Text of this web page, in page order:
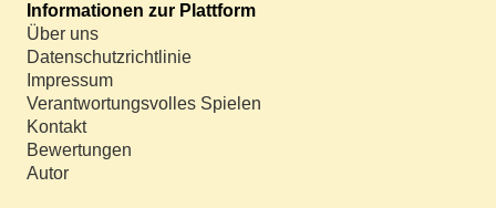
Informationen zur Plattform
Über uns
Datenschutzrichtlinie
Impressum
Verantwortungsvolles Spielen
Kontakt
Bewertungen
Autor